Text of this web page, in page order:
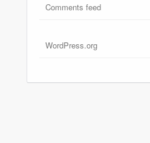
Comments feed
WordPress.org